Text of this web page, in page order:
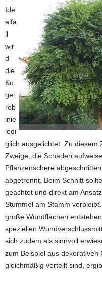
Ide
alfa
ll
wir
d
die
Ku
gel
rob
inie
ledi
glich ausgelichtet. Zu diesem
Zweige, die Schäden
Pflanzenschere
abgetrennt. Beim Schnitt
geachtet und direkt am
Stummel am Stamm
große Wundflächen
speziellen
sich zudem als sinnvoll
zum Beispiel aus
gleichmäßig verteilt sind,